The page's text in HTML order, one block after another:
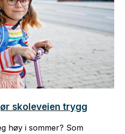
skoleveien trygg
høy i sommer? Som